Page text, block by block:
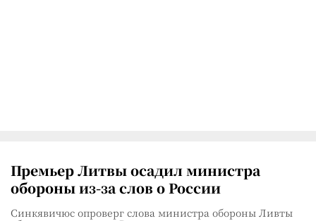
Премьер Литвы осадил министра
обороны из-за слов о России
Синкявичюс опроверг слова министра обороны Ливты